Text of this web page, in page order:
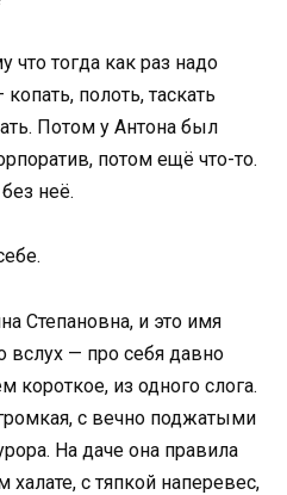
тогда как раз надо
полоть, таскать
Потом у Антона был
потом ещё что-то.
неё.
Степановна, и это имя
вслух — про себя давно
короткое, из одного слога.
с вечно поджатыми
На даче она правила
с тяпкой наперевес,